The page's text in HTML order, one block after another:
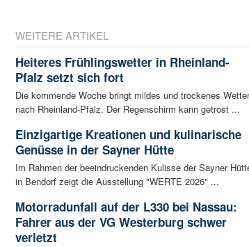
WEITERE ARTIKEL
Heiteres Frühlingswetter in Rheinland-
Pfalz setzt sich fort
Die kommende Woche bringt mildes und trockenes Wetter
nach Rheinland-Pfalz. Der Regenschirm kann getrost ...
Einzigartige Kreationen und kulinarische
Genüsse in der Sayner Hütte
Im Rahmen der beeindruckenden Kulisse der Sayner
in Bendorf zeigt die Ausstellung "WERTE 2026" ...
Motorradunfall auf der L330 bei Nassau:
Fahrer aus der VG Westerburg schwer
verletzt